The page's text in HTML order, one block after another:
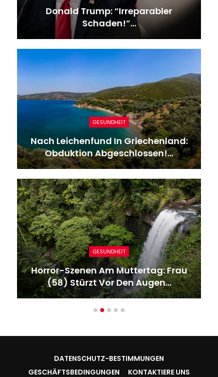
Donald Trump: “Irreparabler
Schaden!”…
GESUNDHEIT
Nach Leichenfund In Griechenland:
Obduktion Abgeschlossen!…
GESUNDHEIT
Horror-Szenen Am Muttertag: Frau
(58) Stürzt Vor Den Augen…
DATENSCHUTZ-BESTIMMUNGEN
GESCHÄFTSBEDINGUNGEN
KONTAKTIERE UNS